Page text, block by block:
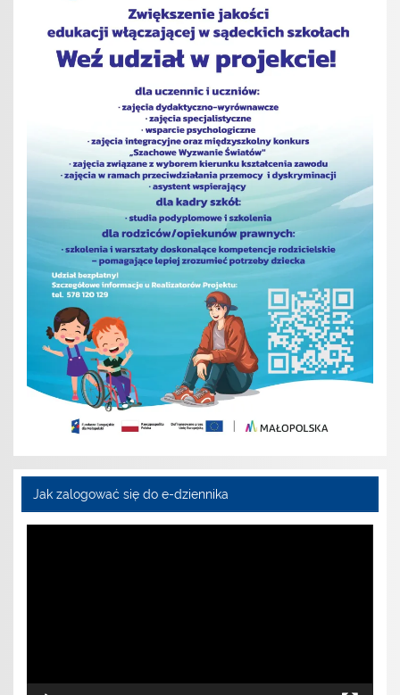
Jak zalogować się do e-dziennika
Odtwarzacz